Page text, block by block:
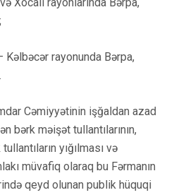
Kəlbəcər rayonunda Bərpa,
Cəmiyyətinin işğaldan azad
bərk məişət tullantılarının,
yığılması və
müvafiq olaraq bu Fərmanın
qeyd olunan publik hüquqi